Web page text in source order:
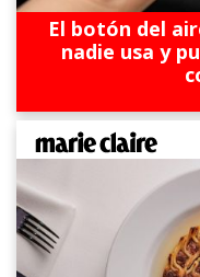
El botón del
nadie usa y